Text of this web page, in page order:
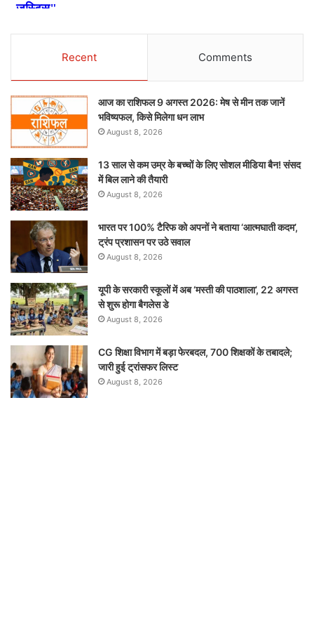
Recent Comments
आज का राशिफल 9 अगस्त 2026: मेष से मीन तक जानें
भविष्यफल, किसे मिलेगा धन लाभ
August 8, 2026
13 साल से कम उम्र के बच्चों के लिए सोशल मीडिया बैन! संसद
में बिल लाने की तैयारी
August 8, 2026
भारत पर 100% टैरिफ को अपनों ने बताया ‘आत्मघाती कदम’,
ट्रंप प्रशासन पर उठे सवाल
August 8, 2026
यूपी के सरकारी स्कूलों में अब ‘मस्ती की पाठशाला’, 22 अगस्त
से शुरू होगा बैगलेस डे
August 8, 2026
CG शिक्षा विभाग में बड़ा फेरबदल, 700 शिक्षकों के तबादले;
जारी हुई ट्रांसफर लिस्ट
August 8, 2026